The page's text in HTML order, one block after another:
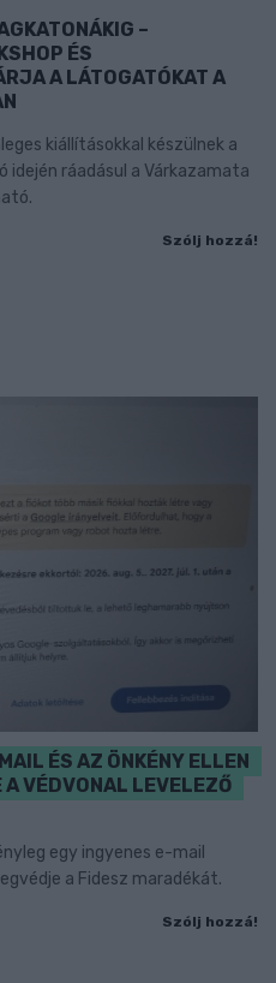
–
ÉS
A LÁTOGATÓKAT A
kiállításokkal készülnek a
idején ráadásul a Várkazamata
Szólj hozzá!
ÉS AZ ÖNKÉNY ELLEN
VÉDVONAL LEVELEZŐ
egy ingyenes e-mail
a Fidesz maradékát.
Szólj hozzá!